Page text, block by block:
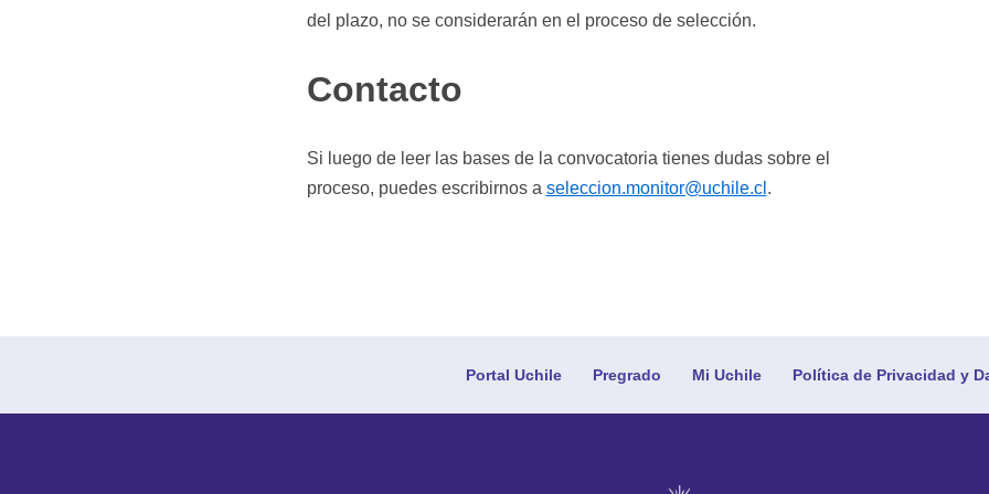
del plazo, no se considerarán en el proceso de selección.
Contacto
Si luego de leer las bases de la convocatoria tienes dudas sobre el
proceso, puedes escribirnos a seleccion.monitor@uchile.cl .
Portal Uchile Pregrado Mi Uchile Política de Privacidad y